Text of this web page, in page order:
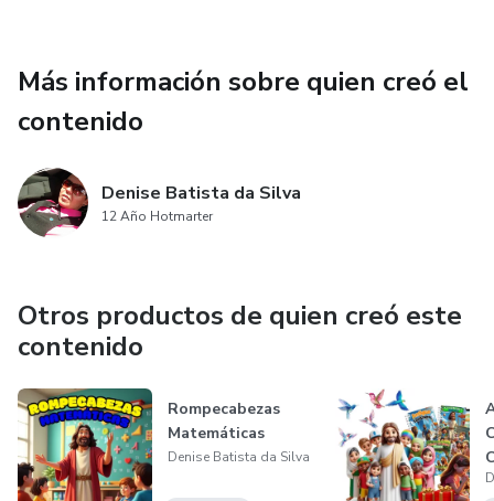
Más información sobre quien creó el
contenido
Denise Batista da Silva
12 Año Hotmarter
Otros productos de quien creó este
contenido
Rompecabezas
Matemáticas
Denise Batista da Silva